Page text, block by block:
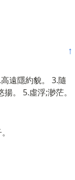
↑
遠隱約貌。 3.隨
。 5.虛浮;渺茫。